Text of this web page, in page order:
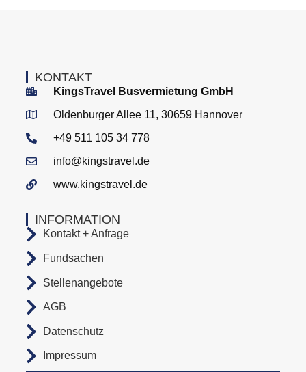
INFORMATION
Kontakt + Anfrage
Fundsachen
Stellenangebote
AGB
Datenschutz
Impressum
KONTAKT
KingsTravel Busvermietung GmbH
Oldenburger Allee 11, 30659 Hannover
+49 511 105 34 778
info@kingstravel.de
www.kingstravel.de